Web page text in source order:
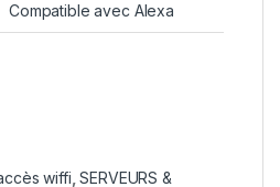
‎Compatible avec Alexa
wiffi ,SERVEURS &